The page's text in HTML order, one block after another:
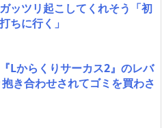
ッツリ起こしてくれそう「初
ちに行く」
『Lからくりサーカス2』のレバ
き合わせされてゴミを買わさ